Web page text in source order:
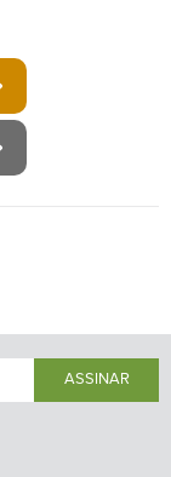
ASSINAR